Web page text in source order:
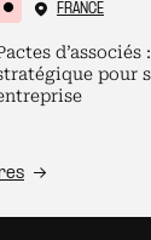
FRANCE
pour